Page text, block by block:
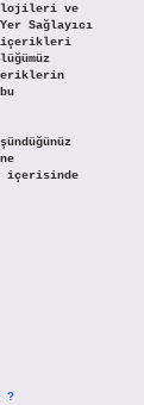
ve
Sağlayıcı
içerikleri
?